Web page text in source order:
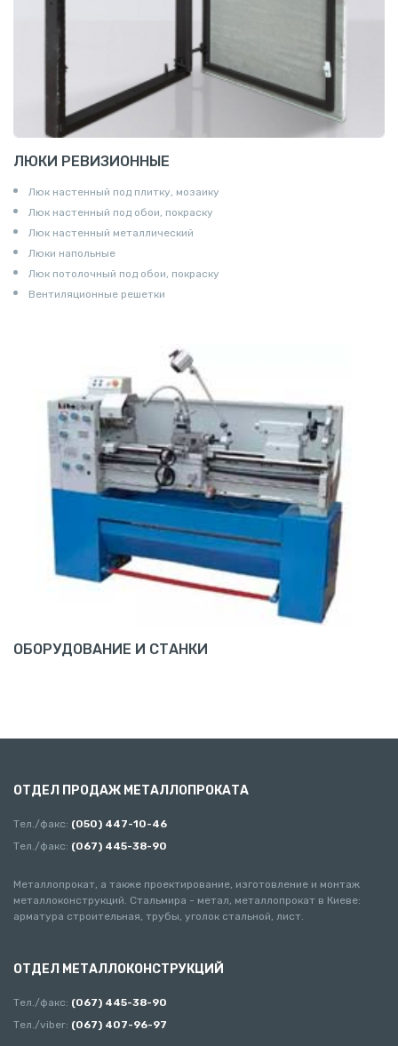
ЛЮКИ РЕВИЗИОННЫЕ
Люк настенный под плитку, мозаику
Люк настенный под обои, покраску
Люк настенный металлический
Люки напольные
Люк потолочный под обои, покраску
Вентиляционные решетки
ОБОРУДОВАНИЕ И СТАНКИ
ОТДЕЛ ПРОДАЖ МЕТАЛЛОПРОКАТА
Тел./факс: (050) 447-10-46
Тел./факс: (067) 445-38-90
Металлопрокат, а также проектирование, изготовление и монтаж
металлоконструкций. Стальмира - метал, металлопрокат в Киеве:
арматура строительная, трубы, уголок стальной, лист.
ОТДЕЛ МЕТАЛЛОКОНСТРУКЦИЙ
Тел./факс: (067) 445-38-90
Тел./viber: (067) 407-96-97